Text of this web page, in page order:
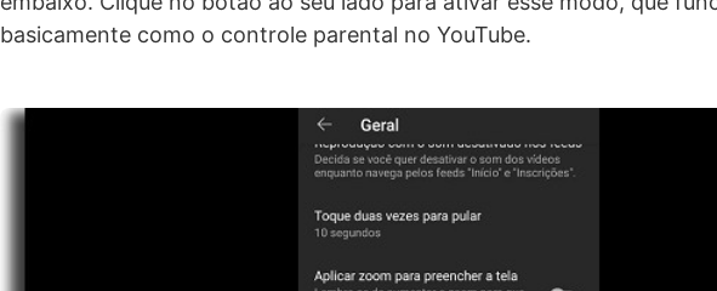
basicamente como o controle parental no YouTube.